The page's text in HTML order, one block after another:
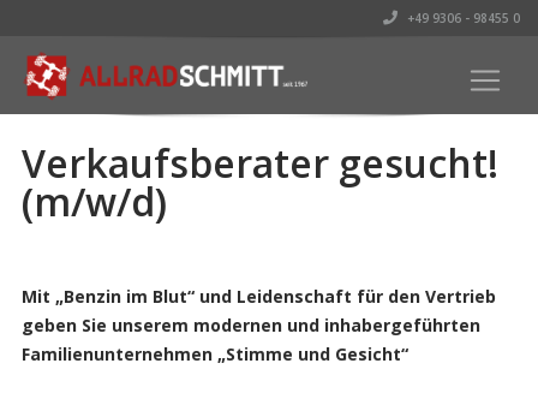
+49 9306 - 98455 0
Verkaufsberater gesucht!
(m/w/d)
Mit „Benzin im Blut“ und Leidenschaft für den Vertrieb
geben Sie unserem modernen und inhabergeführten
Familienunternehmen „Stimme und Gesicht“